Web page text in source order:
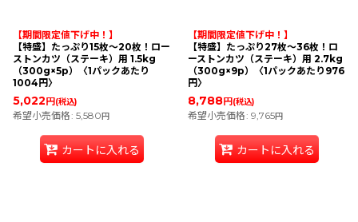
【期間限定値下げ中！】
【特盛】たっぷり15枚〜20枚！ロー
ストンカツ（ステーキ）用 1.5kg
（300g×5p）〈1パックあたり
1004円〉
5,022 円 (税込)
希望小売価格: 5,580円
カートに入れる
【期間限定値下げ中！】
【特盛】たっぷり27枚〜36枚！ロ
ーストンカツ（ステーキ）用 2.7kg
（300g×9p）〈1パックあたり976
円〉
8,788円 (税込)
希望小売価格: 9,765円
カートに入れる